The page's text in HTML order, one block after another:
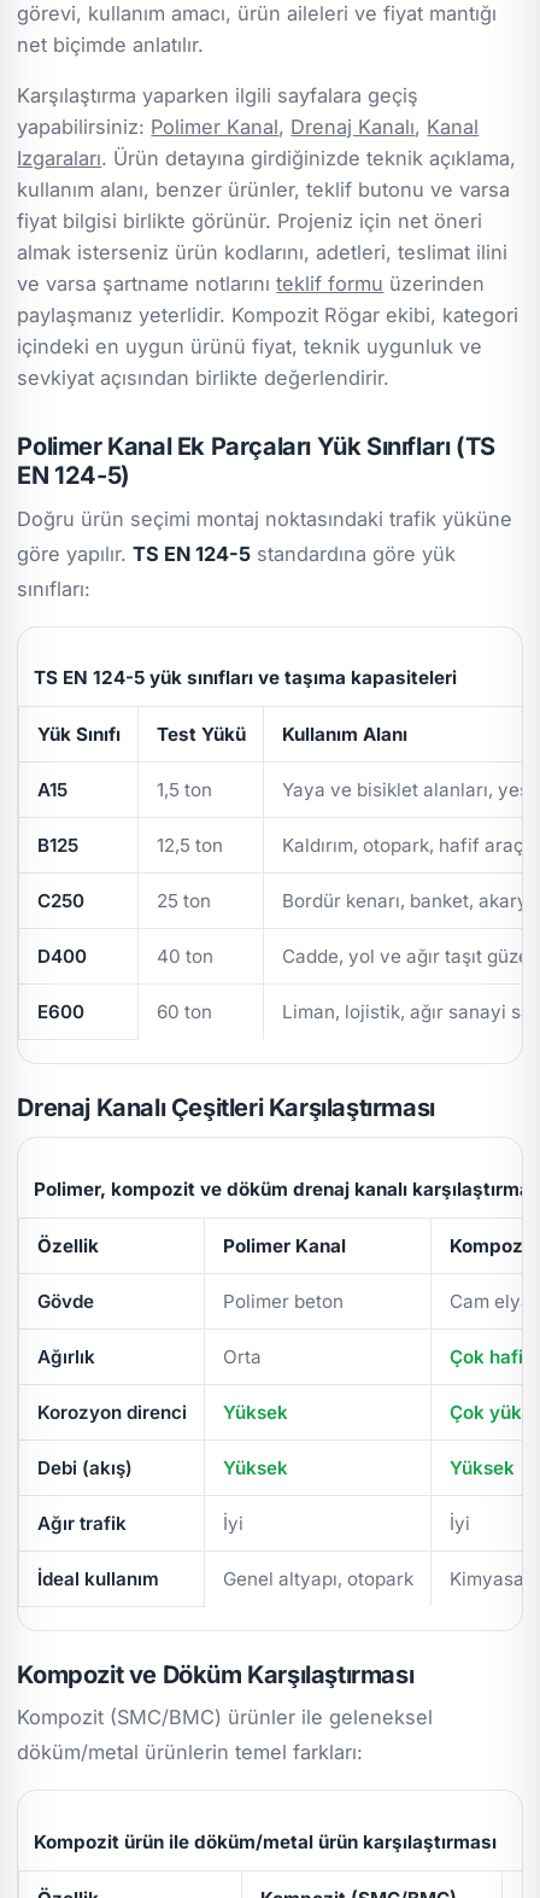
görevi, kullanım amacı, ürün aileleri ve fiyat mantığı
net biçimde anlatılır.
Karşılaştırma yaparken ilgili sayfalara geçiş
yapabilirsiniz: Polimer Kanal, Drenaj Kanalı, Kanal
Izgaraları. Ürün detayına girdiğinizde teknik açıklama,
kullanım alanı, benzer ürünler, teklif butonu ve varsa
fiyat bilgisi birlikte görünür. Projeniz için net öneri
almak isterseniz ürün kodlarını, adetleri, teslimat ilini
ve varsa şartname notlarınıteklif formu üzerinden
paylaşmanız yeterlidir. Kompozit Rögar ekibi, kategori
içindeki en uygun ürünü fiyat, teknik uygunluk ve
sevkiyat açısından birlikte değerlendirir.
Polimer Kanal Ek Parçaları Yük Sınıfları (TS
EN 124-5)
Doğru ürün seçimi montaj noktasındaki trafik yüküne
göre yapılır.TS EN 124-5 standardına göre yük
sınıfları:
TS EN 124-5 yük sınıfları ve taşıma kapasiteleri
Yük Sınıfı Test Yükü Kullanım Alanı
A15 1,5 ton Yaya ve bisiklet alanları,
B125 12,5 ton Kaldırım, otopark, hafif araç
C250 25 ton Bordür kenarı, banket,
D400 40 ton Cadde, yol ve ağır taşıt
E600 60 ton Liman, lojistik, ağır sanayi
Drenaj Kanalı Çeşitleri Karşılaştırması
Polimer, kompozit ve döküm drenaj kanalı
Özellik Polimer Kanal Kompozit
Gövde Polimer beton Cam
Ağırlık Orta Çok hafif
Korozyon direnci Yüksek Çok
Debi (akış) Yüksek Yüksek
Ağır trafik İyi İyi
İdeal kullanım Genel altyapı, otopark
Kompozit ve Döküm Karşılaştırması
Kompozit (SMC/BMC) ürünler ile geleneksel
döküm/metal ürünlerin temel farkları:
Kompozit ürün ile döküm/metal ürün karşılaştırması